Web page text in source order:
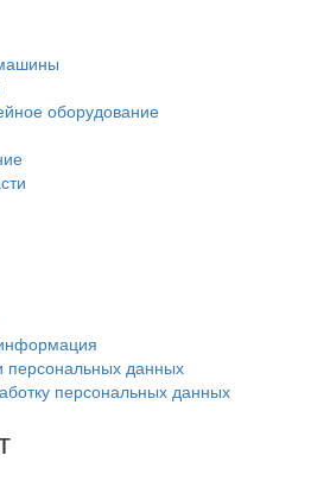
оборудование
персональных данных
персональных данных